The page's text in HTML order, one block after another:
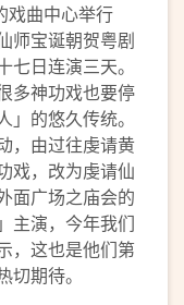
戏曲中心举行
师宝诞朝贺粤剧
日连演三天。
多神功戏也要停
的悠久传统。
，由过往虔请黄
戏，改为虔请仙
面广场之庙会的
主演，今年我们
，这也是他们第
期待。